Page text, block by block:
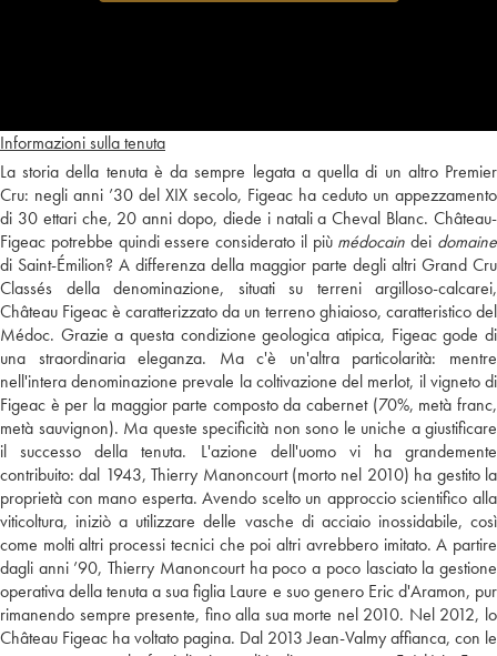
Informazioni sulla tenuta
La storia della tenuta è da sempre legata a quella di un altro Premier
Cru: negli anni ’30 del XIX secolo, Figeac ha ceduto un appezzamento
di 30 ettari che, 20 anni dopo, diede i natali a Cheval Blanc. Château-
Figeac potrebbe quindi essere considerato il più médocain dei domaine
di Saint-Émilion? A differenza della maggior parte degli altri Grand Cru
Classés della denominazione, situati su terreni argilloso-calcarei,
Château Figeac è caratterizzato da un terreno ghiaioso, caratteristico del
Médoc. Grazie a questa condizione geologica atipica, Figeac gode di
una straordinaria eleganza. Ma c'è un'altra particolarità: mentre
nell'intera denominazione prevale la coltivazione del merlot, il vigneto di
Figeac è per la maggior parte composto da cabernet (70%, metà franc,
metà sauvignon). Ma queste specificità non sono le uniche a giustificare
il successo della tenuta. L'azione dell'uomo vi ha grandemente
contribuito: dal 1943, Thierry Manoncourt (morto nel 2010) ha gestito la
proprietà con mano esperta. Avendo scelto un approccio scientifico alla
viticoltura, iniziò a utilizzare delle vasche di acciaio inossidabile, così
come molti altri processi tecnici che poi altri avrebbero imitato. A partire
dagli anni ’90, Thierry Manoncourt ha poco a poco lasciato la gestione
operativa della tenuta a sua figlia Laure e suo genero Eric d'Aramon, pur
rimanendo sempre presente, fino alla sua morte nel 2010. Nel 2012, lo
Château Figeac ha voltato pagina. Dal 2013 Jean-Valmy affianca, con le